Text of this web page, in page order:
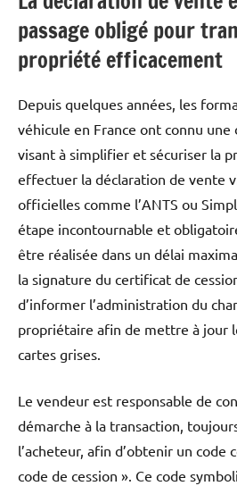
passage obligé pour
propriété efficacement
Depuis quelques années, les
véhicule en France ont connu une
visant à simplifier et sécuriser la
effectuer la déclaration de vente
officielles comme l’ANTS ou
étape incontournable et
être réalisée dans un délai
la signature du certificat de
d’informer l’administration du
propriétaire afin de mettre à jour
cartes grises.
Le vendeur est responsable de
démarche à la transaction,
l’acheteur, afin d’obtenir un code
code de cession ». Ce code